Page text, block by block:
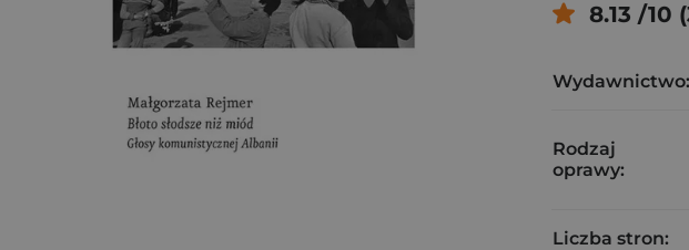
8.13 /10
Wydawnictwo:
Rodzaj
oprawy:
Liczba stron: